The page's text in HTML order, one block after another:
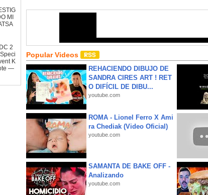
MI
2
K
—
Popular Videos
REHACIENDO DIBUJO DE
SANDRA CIRES ART ! RET
O DIFÍCIL DE DIBU...
youtube.com
ROMA - Lionel Ferro X Ami
ra Chediak (Video Oficial)
youtube.com
SAMANTA DE BAKE OFF -
Analizando
youtube.com